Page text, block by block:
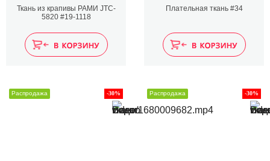
Ткань из крапивы РАМИ JTC-
5820 #19-1118
Плательная ткань #34
-30%
Распродажа -30%
Распродажа